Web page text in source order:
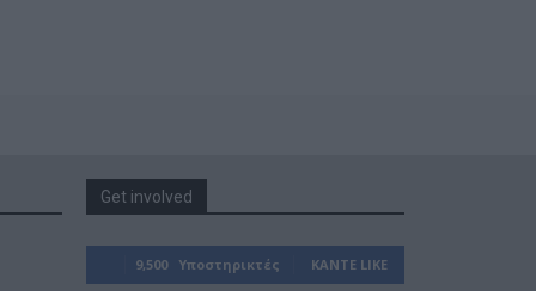
Get involved
9,500 Υποστηρικτές ΚΆΝΤΕ LIKE